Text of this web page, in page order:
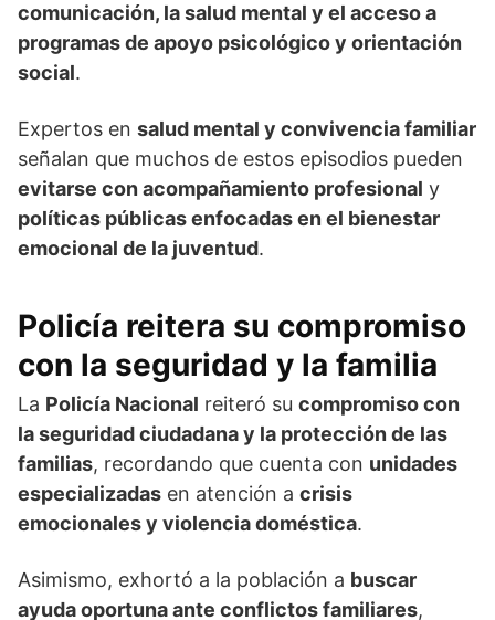
comunicación, la salud mental y el acceso a
programas de apoyo psicológico y orientación
social.
Expertos en salud mental y convivencia familiar
señalan que muchos de estos episodios pueden
evitarse con acompañamiento profesional y
políticas públicas enfocadas en el bienestar
emocional de la juventud.
Policía reitera su compromiso
con la seguridad y la familia
La Policía Nacional reiteró su compromiso con
la seguridad ciudadana y la protección de las
familias, recordando que cuenta con unidades
especializadas en atención a crisis
emocionales y violencia doméstica.
Asimismo, exhortó a la población a buscar
ayuda oportuna ante conflictos familiares,